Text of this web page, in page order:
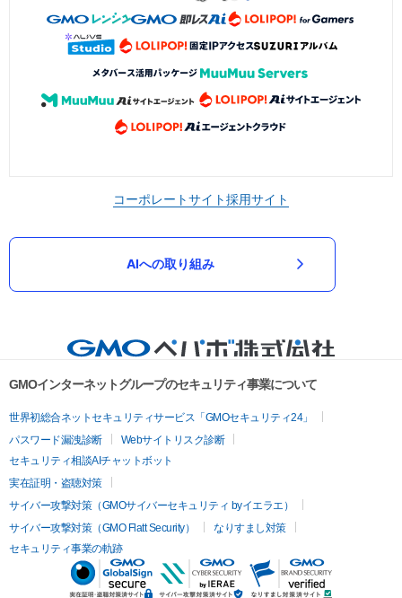
コーポレートサイト採用サイト
AIへの取り組み
GMOインターネットグループのセキュリティ事業について
世界初総合ネットセキュリティサービス「GMOセキュリティ24」
パスワード漏洩診断
Webサイトリスク診断
セキュリティ相談AIチャットボット
実在証明・盗聴対策
サイバー攻撃対策（GMOサイバーセキュリティ byイエラエ）
サイバー攻撃対策（GMO Flatt Security）
なりすまし対策
セキュリティ事業の軌跡